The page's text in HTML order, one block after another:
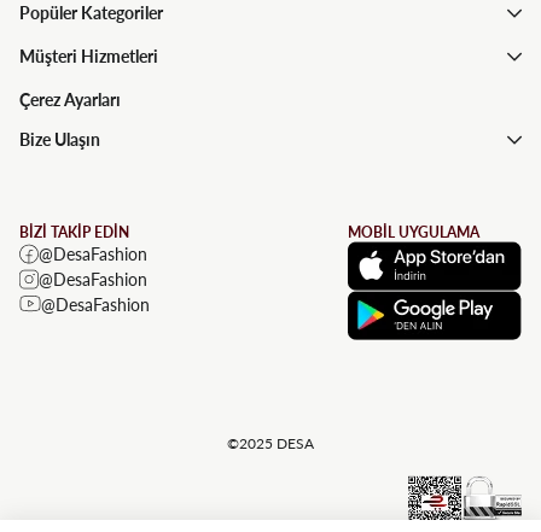
Popüler Kategoriler
Müşteri Hizmetleri
Çerez Ayarları
Bize Ulaşın
BİZİ TAKİP EDİN
@DesaFashion
@DesaFashion
@DesaFashion
MOBİL UYGULAMA
©2025 DESA